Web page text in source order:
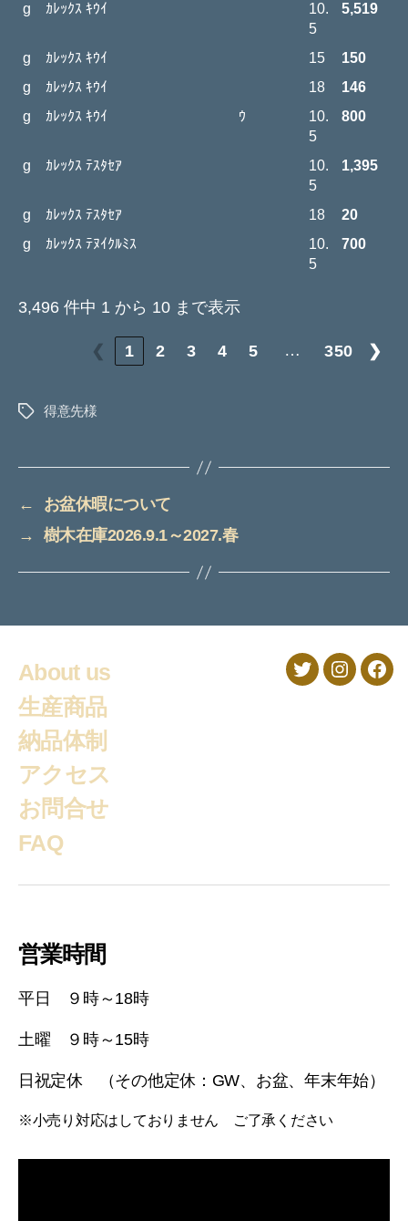
g ｶﾚｯｸｽ ｷｳｲ
10.
5
5,519
g ｶﾚｯｸｽ ｷｳｲ 15
150
g ｶﾚｯｸｽ ｷｳｲ
18
146
g ｶﾚｯｸｽ ｷｳｲ
ｳ
10.
5
800
g ｶﾚｯｸｽ ﾃｽﾀｾｱ
10.
5
1,395
g ｶﾚｯｸｽ ﾃｽﾀｾｱ 18
20
g ｶﾚｯｸｽ ﾃﾇｲｸﾙﾐｽ
10.
5
700
3,496 件中 1 から 10 まで表示
❮ 1 2 3 4 5 … 350 ❯
タ
得意先様
←
お盆休暇について
→
樹木在庫2026.9.1～2027.春
About us
生産商品
納品体制
アクセス
お問合せ
FAQ
Twitter
営業時間
平日 ９時～18時
土曜 ９時～15時
日祝定休 （その他定休：GW、お盆、年末年始）
※小売り対応はしておりません ご了承ください